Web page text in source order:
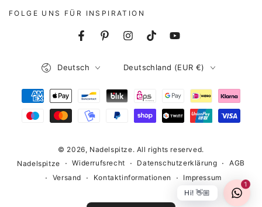
FOLGE UNS FÜR INSPIRATION
FacebookPinterestInstagramTikTokYouTube
© 2026, Nadelspitze. All rights reserved.
Nadelspitze
Widerrufsrecht Datenschutzerklärung
AGB
Versand
Kontaktinformationen Impressum
Deutsch Deutschland (EUR €)
Zahlungsmöglichkeiten
Hi! 👋🏼
1